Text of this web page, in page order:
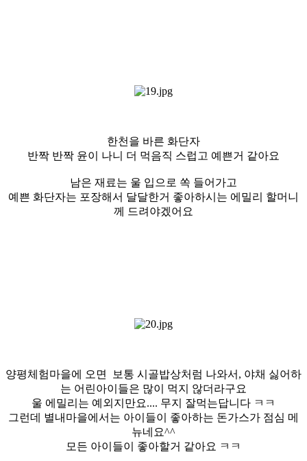
한천을 바른 화단자
반짝 반짝 윤이 나니 더 먹음직 스럽고 예쁜거 같아요
남은 재료는 울 입으로 쏙 들어가고
예쁜 화단자는 포장해서 달달한거 좋아하시는 에밀리 할머니
께 드려야겠어요
양평체험마을에 오면 보통 시골밥상처럼 나와서, 야채 싫어하
는 어린아이들은 많이 먹지 않더라구요
울 에밀리는 예외지만요.... 무지 잘먹는답니다 ㅋㅋ
그런데 별내마을에서는 아이들이 좋아하는 돈가스가 점심 메
뉴네요^^
모든 아이들이 좋아할거 같아요 ㅋㅋ